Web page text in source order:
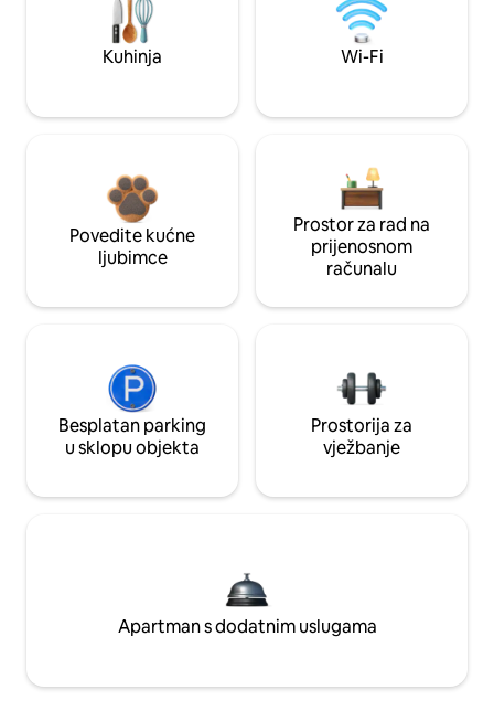
Kuhinja Wi-Fi
Povedite kućne
ljubimce
Prostor za rad na
prijenosnom
računalu
Besplatan parking
u sklopu objekta
Prostorija za
vježbanje
Apartman s dodatnim uslugama